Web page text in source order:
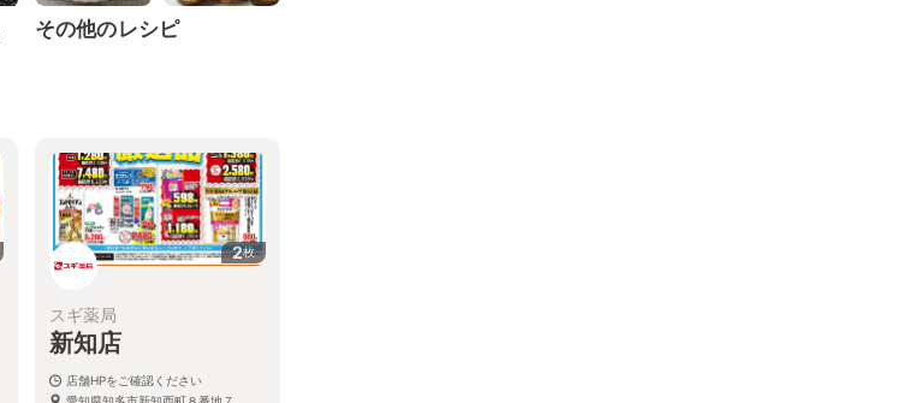
その他のレシピ
2枚
スギ薬局
新知店
店舗HPをご確認ください
愛知県知多市新知西町８番地７